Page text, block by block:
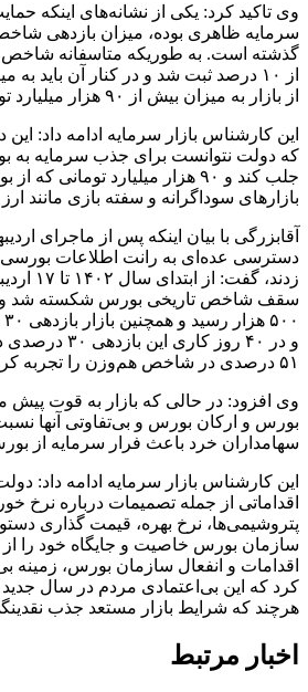
وی تاکید کرد: یکی از نشانه‌های اینکه
سرمایه ظاهری بوده، میزان بازدهی
از ۱۰ درصد ثبت شد و در کنار آن باید
از بازار به میزان بیش از ۹۰ هزار میلیارد تومان اشاره کرد.
این کارشناس بازار سرمایه ادامه داد:
که دولت نتوانست برای جذب سرمایه به
جلب کند و ۹۰ هزار میلیارد
بازارهای سوداگرانه و سفته بازی مانند
آقابزرگی با بیان اینکه پس از ماجرای
دسترسی عده‌ای به رانت اطلاعات
زدند،
و در ۴۰ روز
۵۱ درصدی در شاخص هم‌وزن را تجربه کردیم.
وی افزود: در حالی که بازار به قوت
بورس و ارکان بورس و بی‌تفاوتی آنها
سهامداران خرد باعث فرار سرمایه از
این کارشناس بازار سرمایه ادامه داد:
اقداماتی از جمله تصمیمات درباره نرخ
پتروشیمی‌ها، نرخ بهره، قیمت گذاری
سازمان بورس خاصیت و جایگاه خود را
اقدامات و انفعال سازمان بورس، زمینه
کرد که این بی‌اعتمادی مردم در سال
هرچند که شرایط بازار مستعد جذب
اخبار مرتبط